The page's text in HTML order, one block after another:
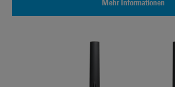
Mehr Informationen